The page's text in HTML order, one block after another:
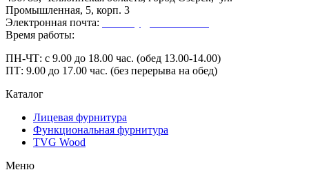
Промышленная, 5, корп. 3
Электронная почта:
Время работы:
ПН-ЧТ: с 9.00 до 18.00 час. (обед 13.00-14.00)
ПТ: 9.00 до 17.00 час. (без перерыва на обед)
Каталог
Лицевая фурнитура
Функциональная фурнитура
TVG Wood
Меню